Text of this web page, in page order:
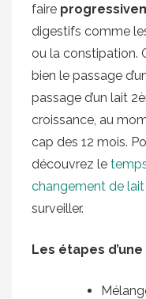
faire
digestifs comme
ou la constipation.
bien le passage
passage d’un lait
croissance, au
cap des 12 mois.
découvrez le
changement de
surveiller.
Les étapes